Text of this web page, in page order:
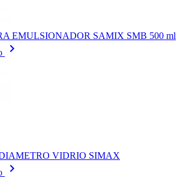
EMULSIONADOR SAMIX SMB 500 ml
keyboard_arrow_right
VIDRIO SIMAX
keyboard_arrow_right